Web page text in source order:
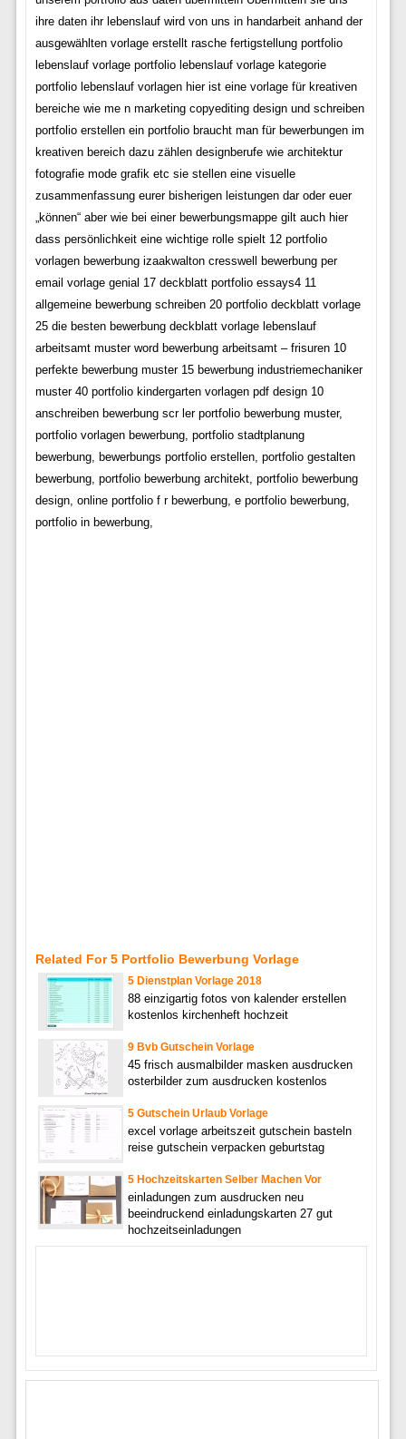
ihre daten ihr lebenslauf wird von uns in handarbeit anhand der
ausgewählten vorlage erstellt rasche fertigstellung portfolio
lebenslauf vorlage portfolio lebenslauf vorlage kategorie
portfolio lebenslauf vorlagen hier ist eine vorlage für kreativen
bereiche wie me n marketing copyediting design und schreiben
portfolio erstellen ein portfolio braucht man für bewerbungen im
kreativen bereich dazu zählen designberufe wie architektur
fotografie mode grafik etc sie stellen eine visuelle
zusammenfassung eurer bisherigen leistungen dar oder euer
„können“ aber wie bei einer bewerbungsmappe gilt auch hier
dass persönlichkeit eine wichtige rolle spielt 12 portfolio
vorlagen bewerbung izaakwalton cresswell bewerbung per
email vorlage genial 17 deckblatt portfolio essays4 11
allgemeine bewerbung schreiben 20 portfolio deckblatt vorlage
25 die besten bewerbung deckblatt vorlage lebenslauf
arbeitsamt muster word bewerbung arbeitsamt – frisuren 10
perfekte bewerbung muster 15 bewerbung industriemechaniker
muster 40 portfolio kindergarten vorlagen pdf design 10
anschreiben bewerbung scr ler portfolio bewerbung muster,
portfolio vorlagen bewerbung, portfolio stadtplanung
bewerbung, bewerbungs portfolio erstellen, portfolio gestalten
bewerbung, portfolio bewerbung architekt, portfolio bewerbung
design, online portfolio f r bewerbung, e portfolio bewerbung,
portfolio in bewerbung,
Related For 5 Portfolio Bewerbung Vorlage
5 Dienstplan Vorlage 2018
88 einzigartig fotos von kalender erstellen
kostenlos kirchenheft hochzeit
9 Bvb Gutschein Vorlage
45 frisch ausmalbilder masken ausdrucken
osterbilder zum ausdrucken kostenlos
5 Gutschein Urlaub Vorlage
excel vorlage arbeitszeit gutschein basteln
reise gutschein verpacken geburtstag
5 Hochzeitskarten Selber Machen Vor
einladungen zum ausdrucken neu
beeindruckend einladungskarten 27 gut
hochzeitseinladungen